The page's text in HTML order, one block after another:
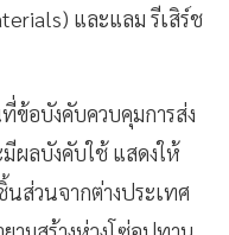
และแลม รีเสิร์ช
ข้อบังคับควบคุมการส่ง
ผลบังคับใช้ แสดงให้
ส่วนจากต่างประเทศ